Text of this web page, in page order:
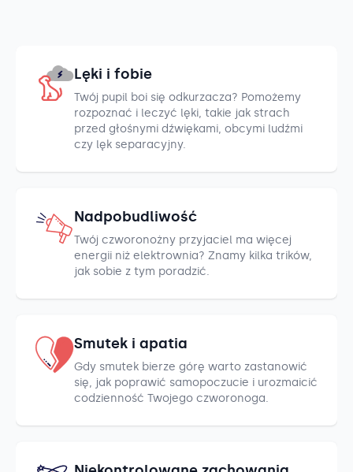
Lęki i fobie
Twój pupil boi się odkurzacza? Pomożemy
rozpoznać i leczyć lęki, takie jak strach
przed głośnymi dźwiękami, obcymi ludźmi
czy lęk separacyjny.
Nadpobudliwość
Twój czworonożny przyjaciel ma więcej
energii niż elektrownia? Znamy kilka trików,
jak sobie z tym poradzić.
Smutek i apatia
Gdy smutek bierze górę warto zastanowić
się, jak poprawić samopoczucie i urozmaicić
codzienność Twojego czworonoga.